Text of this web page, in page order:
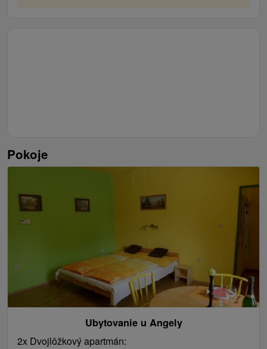
Pokoje
Ubytovanie u Angely
2x Dvojlôžkový apartmán: